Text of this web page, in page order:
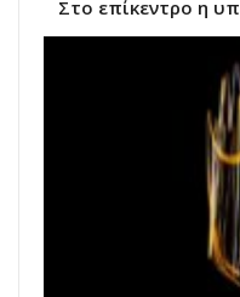
Στο επίκεντρο η